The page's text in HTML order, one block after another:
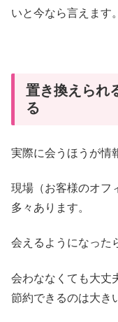
いと今なら言えます。
置き換えられ
る
実際に会うほうが情
現場（お客様のオフ
多々あります。
会えるようになった
会わななくても大丈
節約できるのは大き